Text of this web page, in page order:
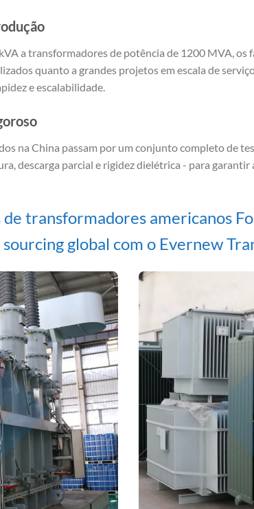
a transformadores de potência de 1200 MVA, os
quanto a grandes projetos em escala de
e escalabilidade.
na China passam por um conjunto completo de
descarga parcial e rigidez dielétrica - para
de transformadores americanos
global com o Evernew